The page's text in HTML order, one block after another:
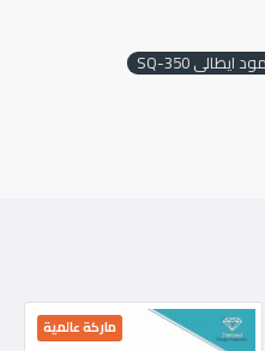
ماركة عالمية